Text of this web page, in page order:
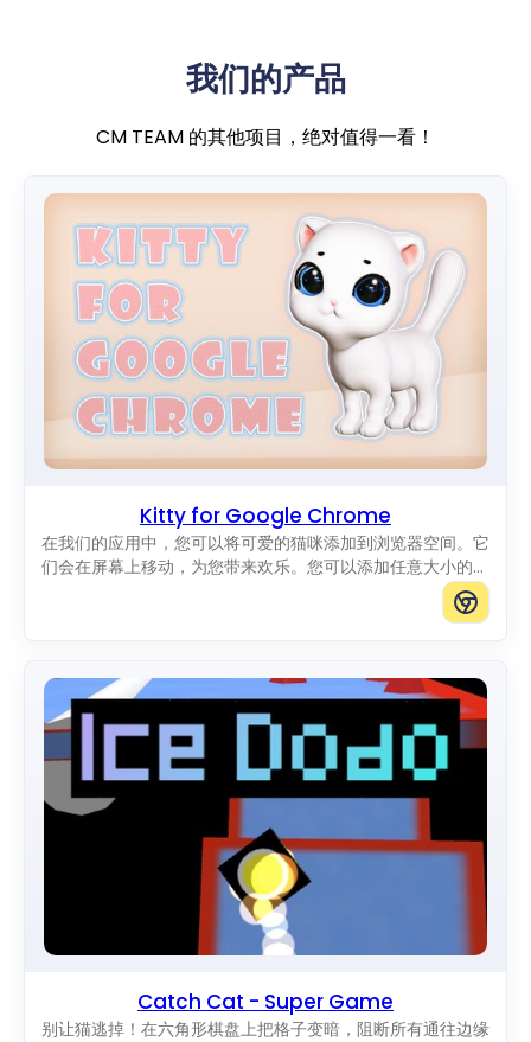
我们的产品
CM TEAM 的其他项目，绝对值得一看！
Kitty for Google Chrome
在我们的应用中，您可以将可爱的猫咪添加到浏览器空间。它
们会在屏幕上移动，为您带来欢乐。您可以添加任意大小的猫
Catch Cat - Super Game
别让猫逃掉！在六角形棋盘上把格子变暗，阻断所有通往边缘